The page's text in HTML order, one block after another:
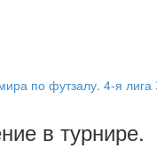
по футзалу. 4-я лига
в турнире.